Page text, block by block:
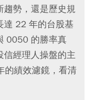
趨勢，還是歷史規
達 22 年的台股基
0050 的勝率真
信經理人操盤的主
的績效濾鏡，看清